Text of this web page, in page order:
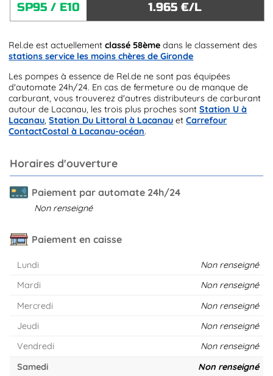
SP95 / E10
1.965 €/L
Rel.de est actuellementclassé 58ème dans le classement des
stations service les moins chères de Gironde
Les pompes à essence de Rel.de ne sont pas équipées
d'automate 24h/24. En cas de fermeture ou de manque de
carburant, vous trouverez d'autres distributeurs de carburant
autour de Lacanau, les trois plus proches sontStation U à
Lacanau,Station Du Littoral à Lacanau etCarrefour
ContactCostal à Lacanau-océan.
Horaires d'ouverture
Paiement par automate 24h/24
Non renseigné
Paiement en caisse
Lundi
Non renseigné
Mardi
Non renseigné
Mercredi
Non renseigné
Jeudi
Non renseigné
Vendredi
Non renseigné
Samedi
Non renseigné